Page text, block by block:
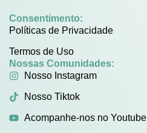
Consentimento:
Políticas de Privacidade
Termos de Uso
Nossas Comunidades:
Nosso Instagram
Nosso Tiktok
Acompanhe-nos no Youtube